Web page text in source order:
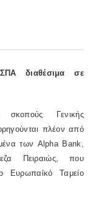
διαθέσιμα σε
Γενικής
πλέον από
των Alpha Bank,
Πειραιώς, που
Ευρωπαϊκό Ταμείο